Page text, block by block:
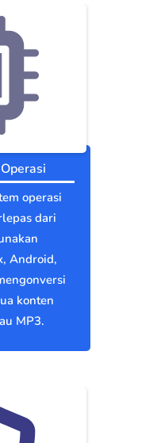
operasi
dari
Android,
konten
MP3.